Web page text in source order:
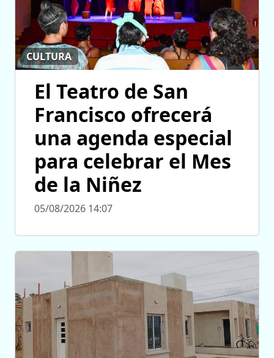
CULTURA
El Teatro de San
Francisco ofrecerá
una agenda especial
para celebrar el Mes
de la Niñez
05/08/2026 14:07